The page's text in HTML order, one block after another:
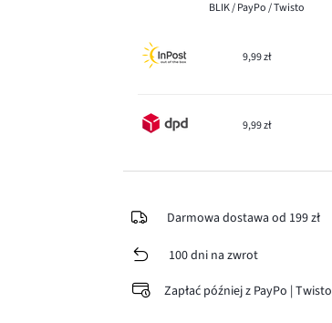
BLIK / PayPo / Twisto
9,99 zł
9,99 zł
Darmowa dostawa od 199 zł
100 dni na zwrot
Zapłać później z PayPo | Twisto